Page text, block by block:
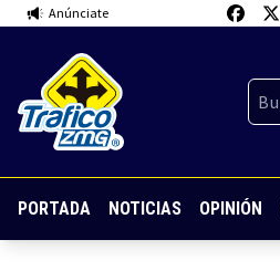
Anúnciate
PORTADA NOTICIAS OPINIÓN